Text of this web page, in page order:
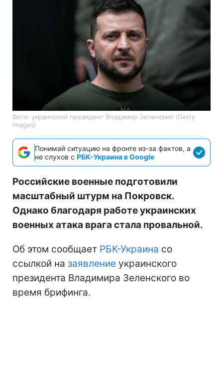
Фото: украинский президент Владимир Зеленский (Getty
Images)
Понимай ситуацию на фронте из-за фактов, а
не слухов с РБК-Украина в Google
Российские военные подготовили
масштабный штурм на Покровск.
Однако благодаря работе украинских
военных атака врага стала провальной.
Об этом сообщает РБК-Украина со
ссылкой на заявление украинского
президента Владимира Зеленского во
время брифинга.